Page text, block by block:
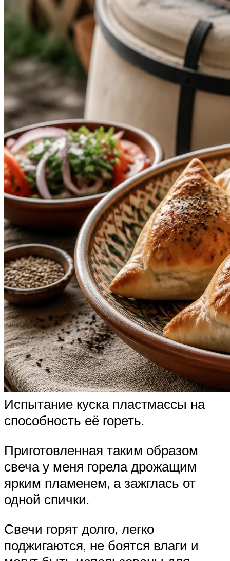
Испытание куска пластмассы на
способность её гореть.
Приготовленная таким образом
свеча у меня горела дрожащим
ярким пламенем, а зажглась от
одной спички.
Свечи горят долго, легко
поджигаются, не боятся влаги и